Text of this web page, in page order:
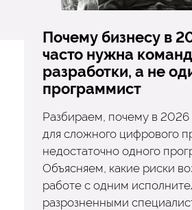
Почему бизнесу в
часто нужна
разработки, а не
программист
Разбираем, почему в 2026
для сложного цифрового
недостаточно одного
Объясняем, какие риски
работе с одним
разрозненными